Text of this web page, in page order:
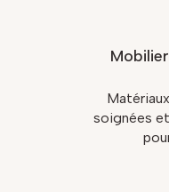
soignées